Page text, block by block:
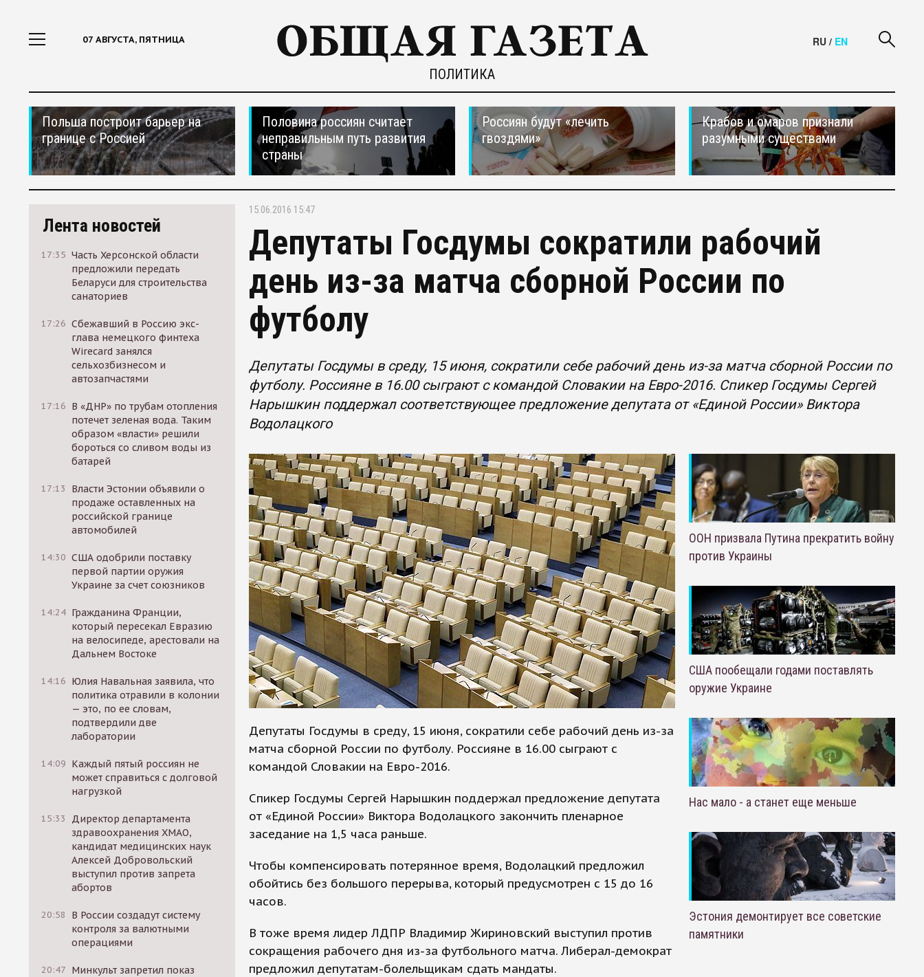
07 АВГУСТА, ПЯТНИЦА
ПОЛИТИКА
RU / EN
Польша построит барьер на
границе с Россией
Половина россиян считает
неправильным путь развития
страны
Россиян будут «лечить
гвоздями»
Крабов и омаров признали
разумными существами
Лента новостей
17:35 Часть Херсонской области
предложили передать
Беларуси для строительства
санаториев
17:26 Сбежавший в Россию экс-
глава немецкого финтеха
Wirecard занялся
сельхозбизнесом и
автозапчастями
17:16 В «ДНР» по трубам отопления
потечет зеленая вода. Таким
образом «власти» решили
бороться со сливом воды из
батарей
17:13
Власти Эстонии объявили о
продаже оставленных на
российской границе
автомобилей
14:30 США одобрили поставку
первой партии оружия
Украине за счет союзников
14:24 Гражданина Франции,
который пересекал Евразию
на велосипеде, арестовали на
Дальнем Востоке
14:16 Юлия Навальная заявила, что
политика отравили в колонии
— это, по ее словам,
подтвердили две
лаборатории
14:09 Каждый пятый россиян не
может справиться с долговой
нагрузкой
15:33
Директор департамента
здравоохранения ХМАО,
кандидат медицинских наук
Алексей Добровольский
выступил против запрета
абортов
20:58
В России создадут систему
контроля за валютными
операциями
20:47 Минкульт запретил показ
15.06.2016 15:47
Депутаты Госдумы сократили рабочий
день из-за матча сборной России по
футболу
Депутаты Госдумы в среду, 15 июня, сократили себе рабочий день из-за матча сборной России по
футболу. Россияне в 16.00 сыграют с командой Словакии на Евро-2016. Спикер Госдумы Сергей
Нарышкин поддержал соответствующее предложение депутата от «Единой России» Виктора
Водолацкого
Депутаты Госдумы в среду, 15 июня, сократили себе рабочий день из-за
матча сборной России по футболу. Россияне в 16.00 сыграют с
командой Словакии на Евро-2016.
Спикер Госдумы Сергей Нарышкин поддержал предложение депутата
от «Единой России» Виктора Водолацкого закончить пленарное
заседание на 1,5 часа раньше.
Чтобы компенсировать потерянное время, Водолацкий предложил
обойтись без большого перерыва, который предусмотрен с 15 до 16
часов.
В тоже время лидер ЛДПР Владимир Жириновский выступил против
сокращения рабочего дня из-за футбольного матча. Либерал-демократ
предложил депутатам-болельщикам сдать мандаты.
ООН призвала Путина прекратить войну
против Украины
США пообещали годами поставлять
оружие Украине
Нас мало - а станет еще меньше
Эстония демонтирует все советские
памятники